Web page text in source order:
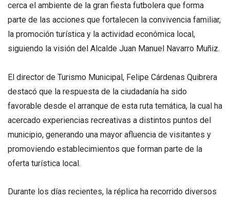
cerca el ambiente de la gran fiesta futbolera que forma
parte de las acciones que fortalecen la convivencia familiar,
la promoción turística y la actividad económica local,
siguiendo la visión del Alcalde Juan Manuel Navarro Muñiz.
El director de Turismo Municipal, Felipe Cárdenas Quibrera
destacó que la respuesta de la ciudadanía ha sido
favorable desde el arranque de esta ruta temática, la cual ha
acercado experiencias recreativas a distintos puntos del
municipio, generando una mayor afluencia de visitantes y
promoviendo establecimientos que forman parte de la
oferta turística local.
Durante los días recientes, la réplica ha recorrido diversos